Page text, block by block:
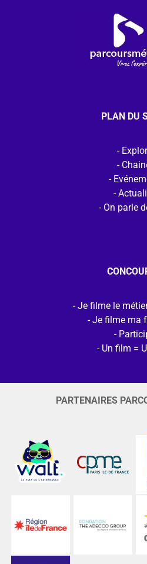
PLAN DU
On parle
Je filme le
Je filme ma
Un film =
PARTENAIRES